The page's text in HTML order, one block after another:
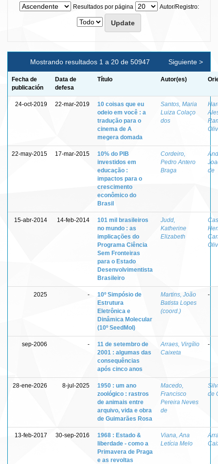
Resultados por página
Autor/Registro:
Mostrando resultados 1 a 20 de 50947 Siguiente >
Fecha de
publicación
Data de
defesa
Título Autor(es)
24-oct-2019 22-mar-2019
10 coisas que eu
odeio em você : a
tradução para o
cinema de A
megera domada
Santos, Maria
Luiza Colaço
dos
22-may-2015 17-mar-2015
10% do PIB
investidos em
educação :
impactos para o
crescimento
econômico do
Brasil
Cordeiro,
Pedro Antero
Braga
de
15-abr-2014 14-feb-2014
101 mil brasileiros
no mundo : as
implicações do
Programa Ciência
Sem Fronteiras
para o Estado
Desenvolvimentista
Brasileiro
Judd,
Katherine
Elizabeth
2025 -
10º Simpósio de
Estrutura
Eletrônica e
Dinâmica Molecular
(10º SeedMol)
Martins, João
Batista Lopes
(coord.)
-
sep-2006 -
11 de setembro de
2001 : algumas das
consequências
após cinco anos
Arraes, Virgílio
Caixeta
-
28-ene-2026 8-jul-2025
1950 : um ano
zoológico : rastros
de animais entre
arquivo, vida e obra
de Guimarães Rosa
Macedo,
Francisco
Pereira Neves
de
de
13-feb-2017 30-sep-2016
1968 : Estado &
liberdade - como a
Primavera de Praga
e as revoltas
Viana, Ana
Letícia Melo